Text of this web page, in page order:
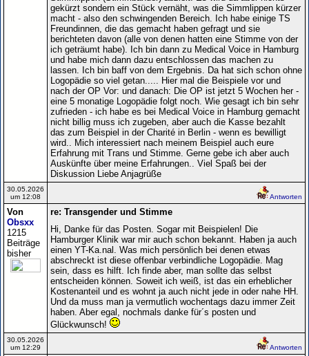
gekürzt sondern ein Stück vernäht, was die Simmlippen kürzer
macht - also den schwingenden Bereich. Ich habe einige TS
Freundinnen, die das gemacht haben gefragt und sie
berichteten davon (alle von denen hatten eine Stimme von der
ich geträumt habe). Ich bin dann zu Medical Voice in Hamburg
und habe mich dann dazu entschlossen das machen zu
lassen. Ich bin baff von dem Ergebnis. Da hat sich schon ohne
Logopädie so viel getan..... Hier mal die Beispiele vor und
nach der OP Vor: und danach: Die OP ist jetzt 5 Wochen her -
eine 5 monatige Logopädie folgt noch. Wie gesagt ich bin sehr
zufrieden - ich habe es bei Medical Voice in Hamburg gemacht
nicht billig muss ich zugeben, aber auch die Kasse bezahlt
das zum Beispiel in der Charité in Berlin - wenn es bewilligt
wird.. Mich interessiert nach meinem Beispiel auch eure
Erfahrung mit Trans und Stimme. Gerne gebe ich aber auch
Auskünfte über meine Erfahrungen.. Viel Spaß bei der
Diskussion Liebe Anjagrüße
30.05.2026
um 12:08
Antworten
Von
Obsxx
1215
Beiträge
bisher
re: Transgender und Stimme
Hi, Danke für das Posten. Sogar mit Beispielen! Die
Hamburger Klinik war mir auch schon bekannt. Haben ja auch
einen YT-Ka.nal. Was mich persönlich bei denen etwas
abschreckt ist diese offenbar verbindliche Logopädie. Mag
sein, dass es hilft. Ich finde aber, man sollte das selbst
entscheiden können. Soweit ich weiß, ist das ein erheblicher
Kostenanteil und es wohnt ja auch nicht jede in oder nahe HH.
Und da muss man ja vermutlich wochentags dazu immer Zeit
haben. Aber egal, nochmals danke für´s posten und
Glückwunsch!
30.05.2026
um 12:29
Antworten